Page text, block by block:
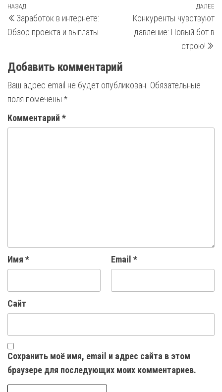
Навигация
по
записям
Предыдущая
запись
НАЗАД
Заработок в интернете:
Обзор проекта и выплаты
ДАЛЕЕ
Конкуренты чувствуют
давление: Новый бот в
строю!
Добавить комментарий
Ваш адрес email не будет опубликован. Обязательные
поля помечены *
Комментарий *
Имя * Email *
Сайт
Сохранить моё имя, email и адрес сайта в этом
браузере для последующих моих комментариев.